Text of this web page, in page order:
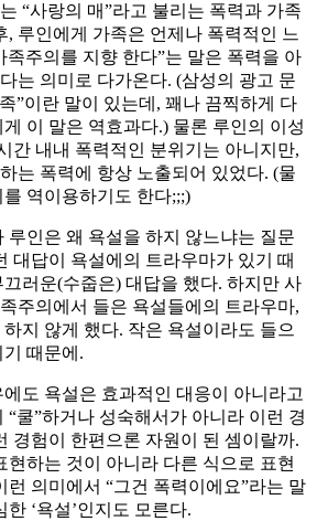
“사랑의 매”라고 불리는 폭력과 가족
, 루인에게 가족은 언제나 폭력적인 느
족주의를 지향 한다”는 말은 폭력을 아
는 의미로 다가온다. (삼성의 광고 문
”이란 말이 있는데, 꽤나 끔찍하게 다
이 말은 역효과다.) 물론 루인의 이성
간 내내 폭력적인 분위기는 아니지만,
는 폭력에 항상 노출되어 있었다. (물
역이용하기도 한다;;;)
루인은 왜 욕설을 하지 않느냐는 질문
대답이 욕설에의 트라우마가 있기 때
러운(수줍은) 대답을 했다. 하지만 사
주의에서 들은 욕설들에의 트라우마,
지 않게 했다. 작은 욕설이라도 들으
때문에.
도 욕설은 효과적인 대응이 아니라고
“쿨”하거나 성숙해서가 아니라 이런 경
경험이 한편으론 자원이 된 셈이랄까.
현하는 것이 아니라 다른 식으로 표현
런 의미에서 “그건 폭력이에요”라는 말
‘욕설’인지도 모른다.